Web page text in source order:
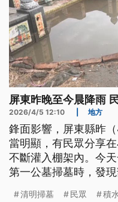
屏東昨晚至今晨降雨
2026/4/5 12:10 地方
鋒面影響，屏東縣昨
當明顯，有民眾分享
不斷灌入棚架內。今
第一公墓掃墓時，發
清明掃墓 民眾 積